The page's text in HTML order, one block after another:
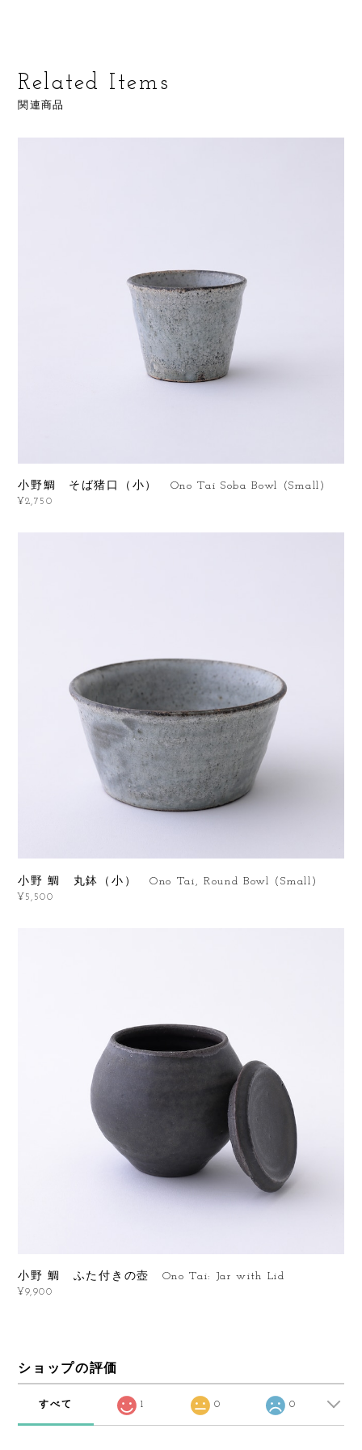
Related Items
関連商品
小野鯛 そば猪口（小） Ono Tai Soba Bowl (Small)
¥2,750
小野 鯛 丸鉢（小） Ono Tai, Round Bowl (Small)
¥5,500
小野 鯛 ふた付きの壺 Ono Tai: Jar with Lid
¥9,900
ショップの評価
すべて 1 0 0